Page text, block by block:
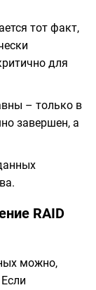
тот факт,
для
– только в
завершен, а
RAID
можно,